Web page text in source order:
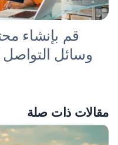
قم بإنشاء
وسائل
مقالات ذات صلة